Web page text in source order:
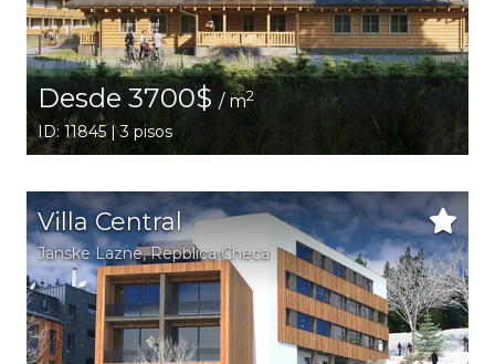
Desde 3700$ / m2
ID: 11845 | 3 pisos
Villa Central
Janske Lazne, Repblica Checa